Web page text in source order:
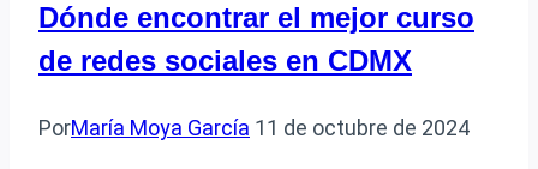
su
estructura
la
Dónde encontrar el mejor curso
de redes sociales en CDMX
PorMaría Moya García 11 de octubre de 2024